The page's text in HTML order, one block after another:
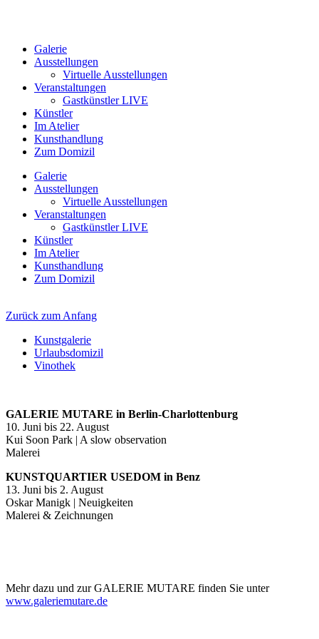
Galerie
Ausstellungen
Virtuelle Ausstellungen
Veranstaltungen
Gastkünstler LIVE
Künstler
Im Atelier
Kunsthandlung
Zum Domizil
Galerie
Ausstellungen
Virtuelle Ausstellungen
Veranstaltungen
Gastkünstler LIVE
Künstler
Im Atelier
Kunsthandlung
Zum Domizil
Zurück zum Anfang
Kunstgalerie
Urlaubsdomizil
Vinothek
GALERIE MUTARE in Berlin-Charlottenburg
10. Juni bis 22. August
Kui Soon Park | A slow observation
Malerei
KUNSTQUARTIER USEDOM in Benz
13. Juni bis 2. August
Oskar Manigk | Neuigkeiten
Malerei & Zeichnungen
Mehr dazu und zur GALERIE MUTARE finden Sie unter
www.galeriemutare.de